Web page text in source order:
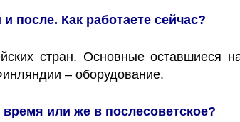
после. Как работаете сейчас?
стран. Основные оставшиеся
– оборудование.
или же в послесоветское?